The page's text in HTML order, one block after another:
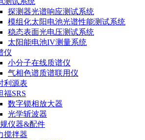
探测器光谱响应测试系统
模组化太阳电池光谱性能测试系统
稳态表面光电压测试系统
太阳能电池IV测量系统
仪
小分子在线质谱仪
气相色谱质谱联用仪
利源表
福SRS
数字锁相放大器
光学斩波器
仪器&配件
搅拌器